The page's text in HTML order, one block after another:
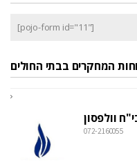
[pojo-form id="11"]
המחקרים בבתי החולים
וולפסון
072-2160055